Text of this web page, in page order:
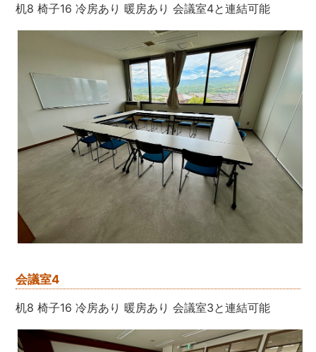
机8 椅子16 冷房あり 暖房あり 会議室4と連結可能
会議室4
机8 椅子16 冷房あり 暖房あり 会議室3と連結可能